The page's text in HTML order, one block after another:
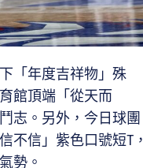
「年度吉祥物」殊
館頂端「從天而
志。另外，今日球團
不信」紫色口號短T，
勢。